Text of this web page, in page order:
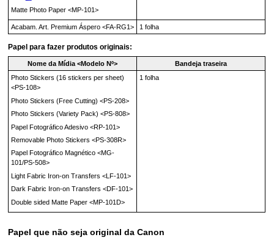
Matte Photo Paper<MP-101 >
Acabam. Art. Premium Áspero<FA-RG1 > 1 folha
Papel para fazer produtos originais:
Nome da Mídia <Modelo Nº>
Bandeja traseira
Photo Stickers (16 stickers per sheet)
<PS-108>
Photo Stickers (Free Cutting) <PS-208>
Photo Stickers (Variety Pack) <PS-808>
Papel Fotográfico Adesivo<RP-101>
Removable Photo Stickers <PS-308R>
Papel Fotográfico Magnético<MG-
101 /PS-508>
Light Fabric Iron-on Transfers <LF-101>
Dark Fabric Iron-on Transfers <DF-101>
Double sided Matte Paper<MP-101D>
1 folha
Papel que não seja original daCanon